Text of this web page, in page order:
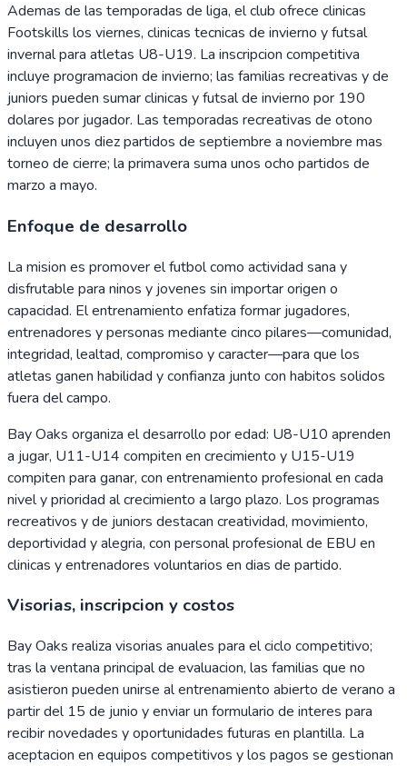
Ademas de las temporadas de liga, el club ofrece clinicas
Footskills los viernes, clinicas tecnicas de invierno y futsal
invernal para atletas U8-U19. La inscripcion competitiva
incluye programacion de invierno; las familias recreativas y de
juniors pueden sumar clinicas y futsal de invierno por 190
dolares por jugador. Las temporadas recreativas de otono
incluyen unos diez partidos de septiembre a noviembre mas
torneo de cierre; la primavera suma unos ocho partidos de
marzo a mayo.
Enfoque de desarrollo
La mision es promover el futbol como actividad sana y
disfrutable para ninos y jovenes sin importar origen o
capacidad. El entrenamiento enfatiza formar jugadores,
entrenadores y personas mediante cinco pilares—comunidad,
integridad, lealtad, compromiso y caracter—para que los
atletas ganen habilidad y confianza junto con habitos solidos
fuera del campo.
Bay Oaks organiza el desarrollo por edad: U8-U10 aprenden
a jugar, U11-U14 compiten en crecimiento y U15-U19
compiten para ganar, con entrenamiento profesional en cada
nivel y prioridad al crecimiento a largo plazo. Los programas
recreativos y de juniors destacan creatividad, movimiento,
deportividad y alegria, con personal profesional de EBU en
clinicas y entrenadores voluntarios en dias de partido.
Visorias, inscripcion y costos
Bay Oaks realiza visorias anuales para el ciclo competitivo;
tras la ventana principal de evaluacion, las familias que no
asistieron pueden unirse al entrenamiento abierto de verano a
partir del 15 de junio y enviar un formulario de interes para
recibir novedades y oportunidades futuras en plantilla. La
aceptacion en equipos competitivos y los pagos se gestionan